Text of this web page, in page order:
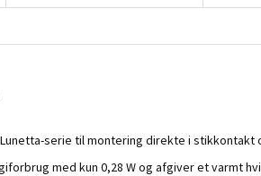
serie til montering direkte i
med kun 0,28 W og afgiver et